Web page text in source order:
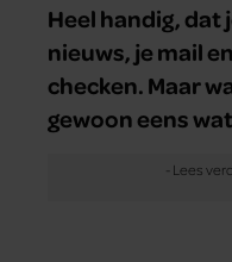
Heel handig, dat
nieuws, je mail
checken. Maar
gewoon eens